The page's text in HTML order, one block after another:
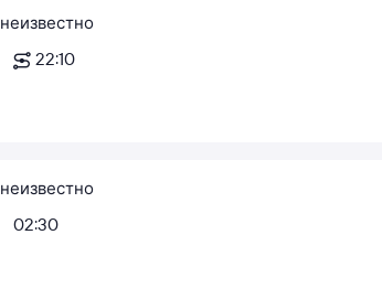
неизвестно
22:10
неизвестно
02:30